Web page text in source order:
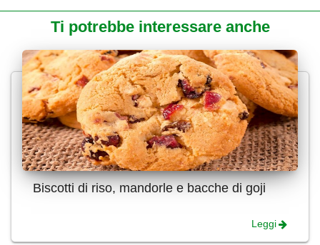
Ti potrebbe interessare anche
Biscotti di riso, mandorle e bacche di goji
Leggi